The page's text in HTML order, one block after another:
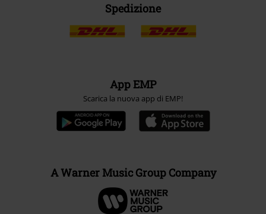
Spedizione
App EMP
Scarica la nuova app di EMP!
A Warner Music Group Company